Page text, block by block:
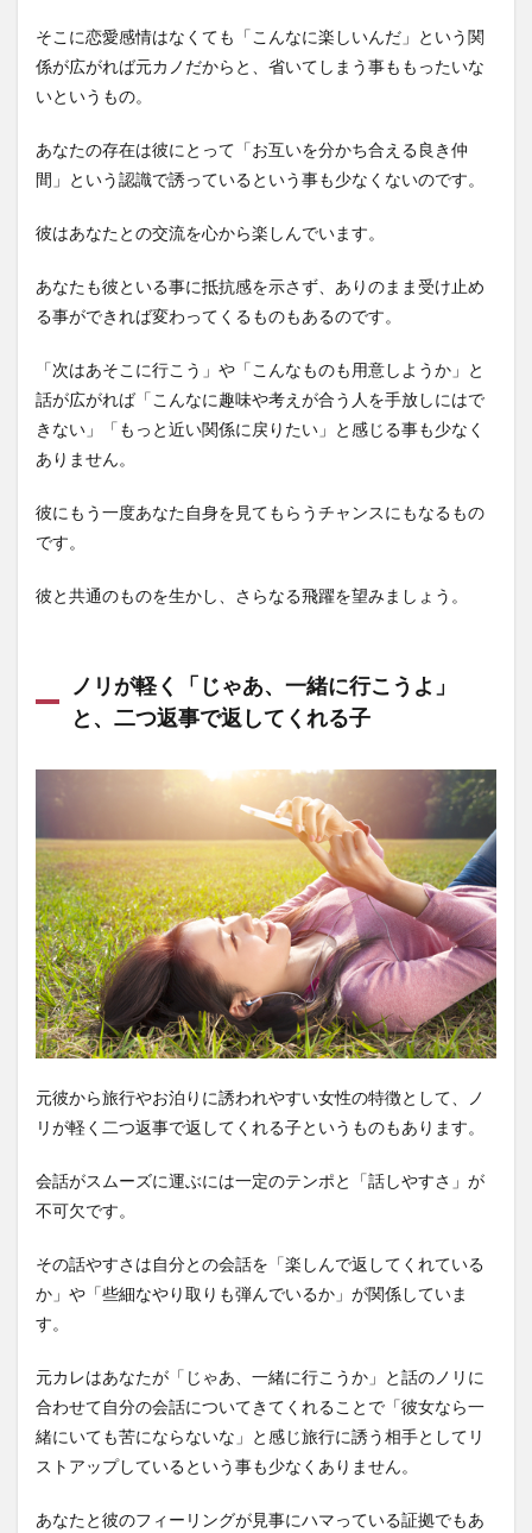
そこに恋愛感情はなくても「こんなに楽しいんだ」という関
係が広がれば元カノだからと、省いてしまう事ももったいな
いというもの。
あなたの存在は彼にとって「お互いを分かち合える良き仲
間」という認識で誘っているという事も少なくないのです。
彼はあなたとの交流を心から楽しんでいます。
あなたも彼といる事に抵抗感を示さず、ありのまま受け止め
る事ができれば変わってくるものもあるのです。
「次はあそこに行こう」や「こんなものも用意しようか」と
話が広がれば「こんなに趣味や考えが合う人を手放しにはで
きない」「もっと近い関係に戻りたい」と感じる事も少なく
ありません。
彼にもう一度あなた自身を見てもらうチャンスにもなるもの
です。
彼と共通のものを生かし、さらなる飛躍を望みましょう。
ノリが軽く「じゃあ、一緒に行こうよ」
と、二つ返事で返してくれる子
元彼から旅行やお泊りに誘われやすい女性の特徴として、ノ
リが軽く二つ返事で返してくれる子というものもあります。
会話がスムーズに運ぶには一定のテンポと「話しやすさ」が
不可欠です。
その話やすさは自分との会話を「楽しんで返してくれている
か」や「些細なやり取りも弾んでいるか」が関係していま
す。
元カレはあなたが「じゃあ、一緒に行こうか」と話のノリに
合わせて自分の会話についてきてくれることで「彼女なら一
緒にいても苦にならないな」と感じ旅行に誘う相手としてリ
ストアップしているという事も少なくありません。
あなたと彼のフィーリングが見事にハマっている証拠でもあ